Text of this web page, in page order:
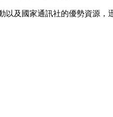
及國家通訊社的優勢資源